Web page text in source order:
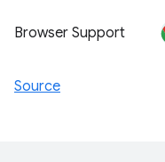
Browser Support
Source